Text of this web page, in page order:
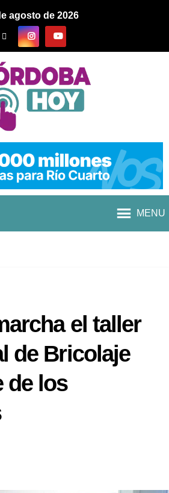
agosto de 2026
MENU
el taller
de Bricolaje
de los